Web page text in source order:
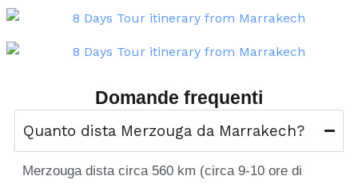
Domande frequenti
Quanto dista Merzouga da Marrakech?
Merzouga dista circa 560 km (circa 9-10 ore di